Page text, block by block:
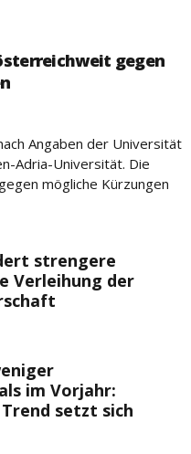
gegen
Angaben der Universität
Adria-Universität. Die
mögliche Kürzungen
strengere
Verleihung der
im Vorjahr:
setzt sich